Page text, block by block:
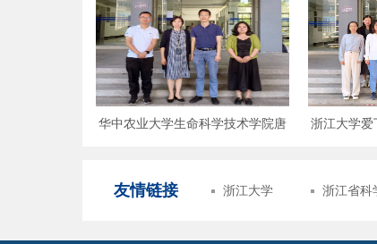
模式植物拟南芥CRISPR/
Cas9基因编辑虚拟仿真实
验
主讲老师：吴敏
课程类别：国家级
动物学及实验（甲）
主讲老师：杨万喜
课程类别：省级一
华中农业大学生命科学技术学院唐 浙江大学爱
友情链接 浙江大学 浙江省科